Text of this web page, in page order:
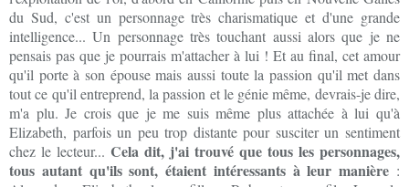
du Sud, c'est un personnage très charismatique et d'une grande
intelligence... Un personnage très touchant aussi alors que je ne
pensais pas que je pourrais m'attacher à lui ! Et au final, cet amour
qu'il porte à son épouse mais aussi toute la passion qu'il met dans
tout ce qu'il entreprend, la passion et le génie même, devrais-je dire,
m'a plu. Je crois que je me suis même plus attachée à lui qu'à
Elizabeth, parfois un peu trop distante pour susciter un sentiment
chez le lecteur... Cela dit, j'ai trouvé que tous les personnages,
tous autant qu'ils sont, étaient intéressants à leur manière :